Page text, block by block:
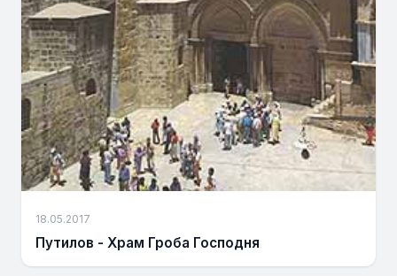
18.05.2017
Путилов - Храм Гроба Господня